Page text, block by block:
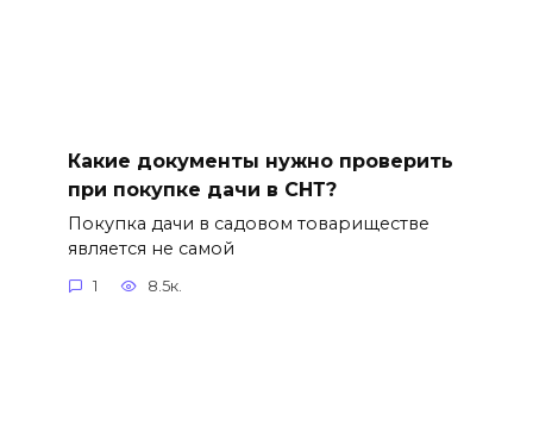
Какие документы нужно проверить
при покупке дачи в СНТ?
Покупка дачи в садовом товариществе
является не самой
1 8.5к.